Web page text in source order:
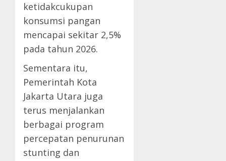
ketidakcukupan
konsumsi pangan
mencapai sekitar 2,5%
pada tahun 2026.
Sementara itu,
Pemerintah Kota
Jakarta Utara juga
terus menjalankan
berbagai program
percepatan penurunan
stunting dan